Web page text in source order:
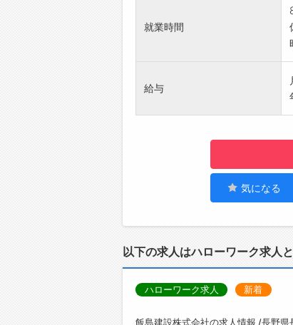
就業時間
給与
気になる
以下の求人はハローワーク求人と
ハローワーク求人 新着
飯島建設株式会社の求人情報 /長野県